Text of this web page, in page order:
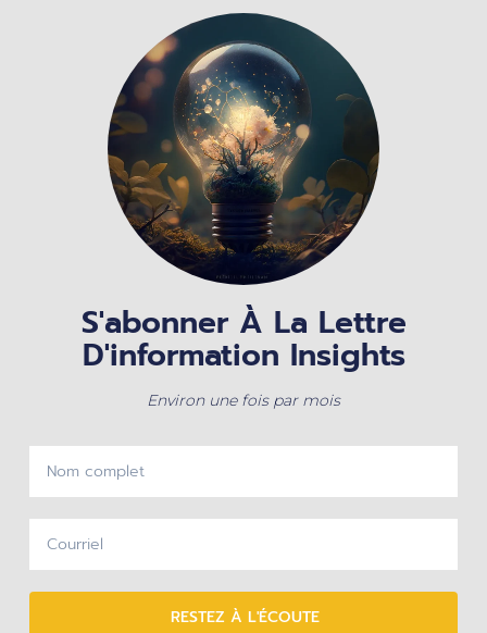
S'abonner À La Lettre
D'information Insights
Environ une fois par mois
RESTEZ À L'ÉCOUTE